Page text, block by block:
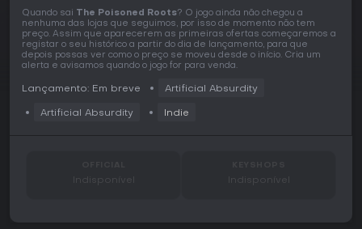
Quando sai The Poisoned Roots? O jogo ainda não chegou a
nenhuma das lojas que seguimos, por isso de momento não tem
preço. Assim que aparecerem as primeiras ofertas começaremos a
registar o seu histórico a partir do dia de lançamento, para que
depois possas ver como o preço se moveu desde o início. Cria um
alerta e avisamos quando o jogo for para venda.
Lançamento: Em breve Artificial Absurdity
Artificial Absurdity Indie
Indisponível Indisponível